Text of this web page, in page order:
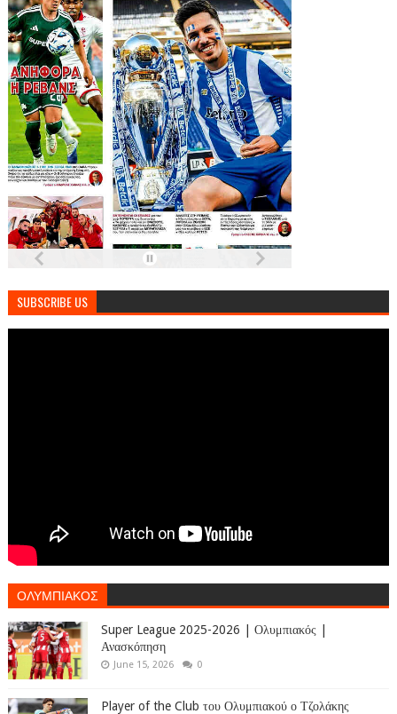
SUBSCRIBE US
ΟΛΥΜΠΙΑΚΟΣ
Super League 2025-2026 | Ολυμπιακός |
Ανασκόπηση
June 15, 2026 0
Player of the Club του Ολυμπιακού ο Τζολάκης